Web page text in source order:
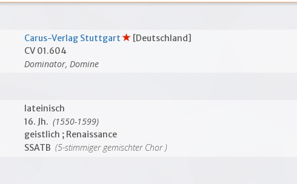
Carus-Verlag Stuttgart
[Deutschland]
CV 01.604
Dominator, Domine
lateinisch
16. Jh. (1550-1599)
geistlich ; Renaissance
SSATB (5-stimmiger gemischter Chor )